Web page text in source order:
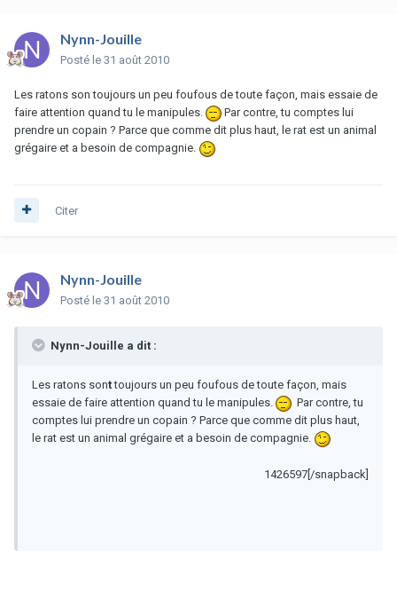
Nynn-Jouille
Posté le 31 août 2010
Les ratons son toujours un peu foufous de toute façon, mais essaie de
faire attention quand tu le manipules.
Par contre, tu comptes lui
prendre un copain ? Parce que comme dit plus haut, le rat est un animal
grégaire et a besoin de compagnie.
Citer
Nynn-Jouille
Posté le 31 août 2010
Nynn-Jouille a dit :
Les ratons sonttoujours un peu foufous de toute façon, mais
essaie de faire attention quand tu le manipules.
Par contre, tu
comptes lui prendre un copain ? Parce que comme dit plus haut,
le rat est un animal grégaire et a besoin de compagnie.
1426597[/snapback]